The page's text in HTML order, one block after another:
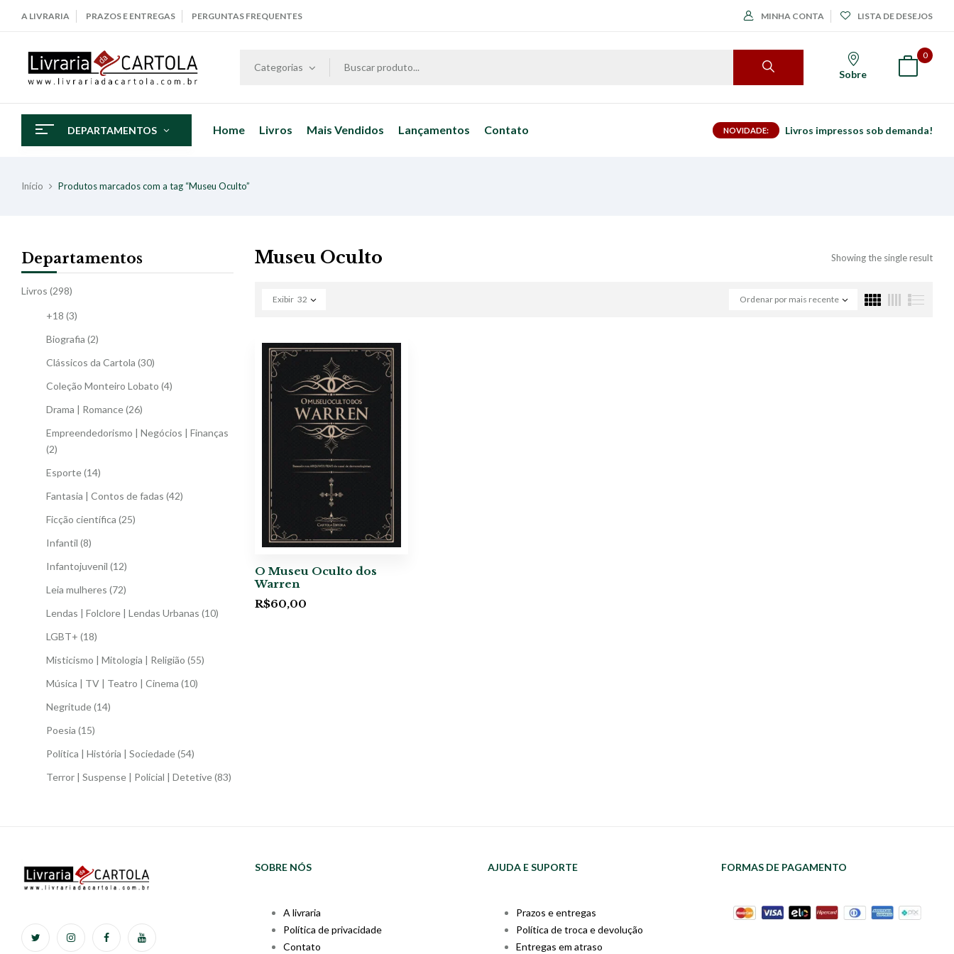
A LIVRARIA PRAZOS E ENTREGAS PERGUNTAS FREQUENTES MINHA CONTA LISTA DE DESEJOS
Categorias
Sobre
0
DEPARTAMENTOS Home Livros Mais Vendidos Lançamentos Contato NOVIDADE: Livros impressos sob demanda!
Início Produtos marcados com a tag “Museu Oculto”
Departamentos
Livros (298)
+18 (3)
Biografia (2)
Clássicos da Cartola (30)
Coleção Monteiro Lobato (4)
Drama | Romance(26)
Empreendedorismo | Negócios | Finanças
(2)
Esporte(14)
Fantasia | Contos de fadas (42)
Ficção científica (25)
Infantil (8)
Infantojuvenil (12)
Leia mulheres (72)
Lendas | Folclore | Lendas Urbanas (10)
LGBT+ (18)
Misticismo | Mitologia | Religião (55)
Música | TV | Teatro | Cinema (10)
Negritude(14)
Poesia (15)
Política | História | Sociedade(54)
Terror | Suspense | Policial | Detetive(83)
Museu Oculto Showing the single result
Ordenar por mais recente
Exibir 32
O Museu Oculto dos
Warren
R$60,00
SOBRE NÓS
A livraria
Política de privacidade
Contato
AJUDA E SUPORTE
Prazos e entregas
Política de troca e devolução
Entregas em atraso
FORMAS DE PAGAMENTO